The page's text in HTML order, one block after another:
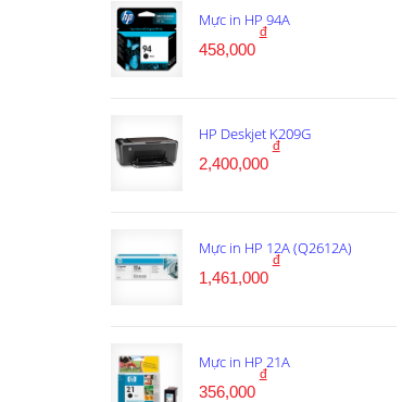
Mực in HP 94A
458,000
đ
HP Deskjet K209G
2,400,000
đ
Mực in HP 12A (Q2612A)
1,461,000
đ
Mực in HP 21A
356,000
đ